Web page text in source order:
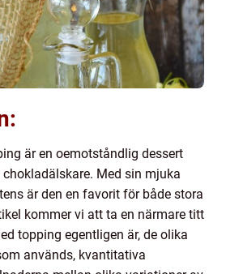
är en oemotståndlig dessert
Med sin mjuka
är den en favorit för både stora
kommer vi att ta en närmare titt
topping egentligen är, de olika
används, kvantitativa